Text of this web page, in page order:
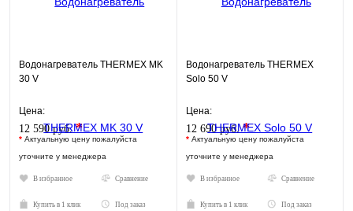
Водонагреватель THERMEX MK
30 V
Цена:
12 590 руб.*
* Актуальную цену пожалуйста
уточните у менеджера
В избранное Сравнение
Купить в 1 клик Под заказ
Водонагреватель THERMEX
Solo 50 V
Цена:
12 690 руб.*
* Актуальную цену пожалуйста
уточните у менеджера
В избранное Сравнение
Купить в 1 клик Под заказ